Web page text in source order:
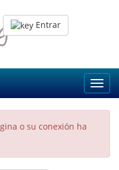
Entrar
o su conexión ha